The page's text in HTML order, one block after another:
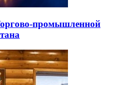
промышленной